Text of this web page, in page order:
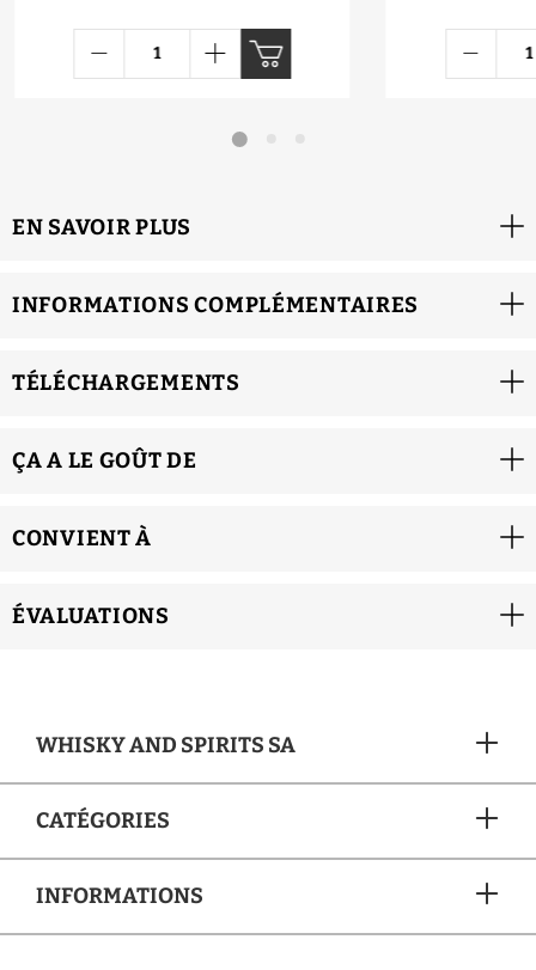
EN SAVOIR PLUS
INFORMATIONS COMPLÉMENTAIRES
TÉLÉCHARGEMENTS
ÇA A LE GOÛT DE
CONVIENT À
ÉVALUATIONS
WHISKY AND SPIRITS SA
CATÉGORIES
INFORMATIONS